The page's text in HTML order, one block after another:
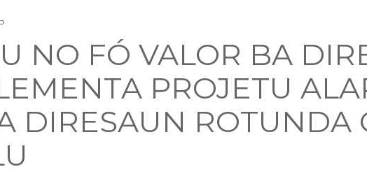
NO FÓ VALOR BA
PROJETU
DIRESAUN ROTUNDA